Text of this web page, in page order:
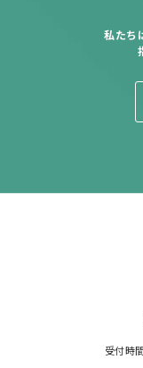
私たち
受付時